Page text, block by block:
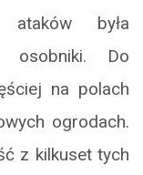
ataków była
osobniki. Do
na polach
ogrodach.
z kilkuset tych